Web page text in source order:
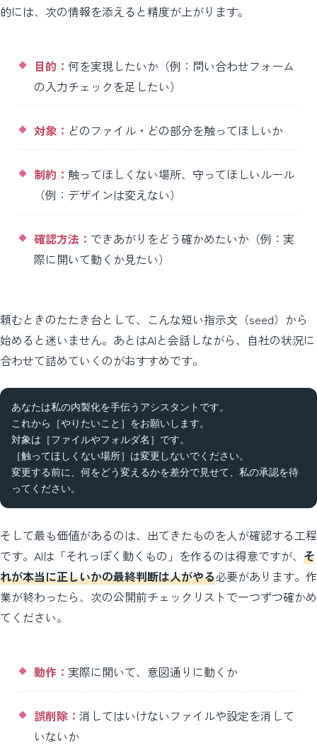
的には、次の情報を添えると精度が上がります。
目的： 何を実現したいか（例：問い合わせフォーム
の入力チェックを足したい）
対象： どのファイル・どの部分を触ってほしいか
制約： 触ってほしくない場所、守ってほしいルール
（例：デザインは変えない）
確認方法： できあがりをどう確かめたいか（例：実
際に開いて動くか見たい）
頼むときのたたき台として、こんな短い指示文（seed）から
始めると迷いません。あとはAIと会話しながら、自社の状況に
合わせて詰めていくのがおすすめです。
あなたは私の内製化を手伝うアシスタントです。
これから［やりたいこと］をお願いします。
対象は［ファイルやフォルダ名］です。
［触ってほしくない場所］は変更しないでください。
変更する前に、何をどう変えるかを差分で見せて、私の承認を待
ってください。
そして最も価値があるのは、出てきたものを人が確認する工程
です。AIは「それっぽく動くもの」を作るのは得意ですが、 そ
れが本当に正しいかの最終判断は人がやる必要があります。作
業が終わったら、次の公開前チェックリストで一つずつ確かめ
てください。
動作： 実際に開いて、意図通りに動くか
誤削除： 消してはいけないファイルや設定を消して
いないか